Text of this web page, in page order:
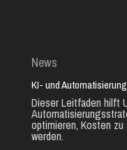
News
KI- und
Dieser Leitfaden hilft
optimieren, Kosten
werden.